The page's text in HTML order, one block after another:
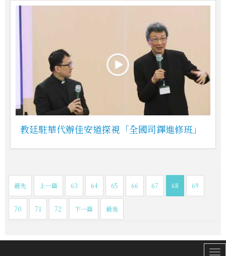
教廷駐華代辦佳安道探視「全國司鐸進修班」
最先 上一篇 63 64 65 66 67 68 69
70 71 72 下一篇 最後